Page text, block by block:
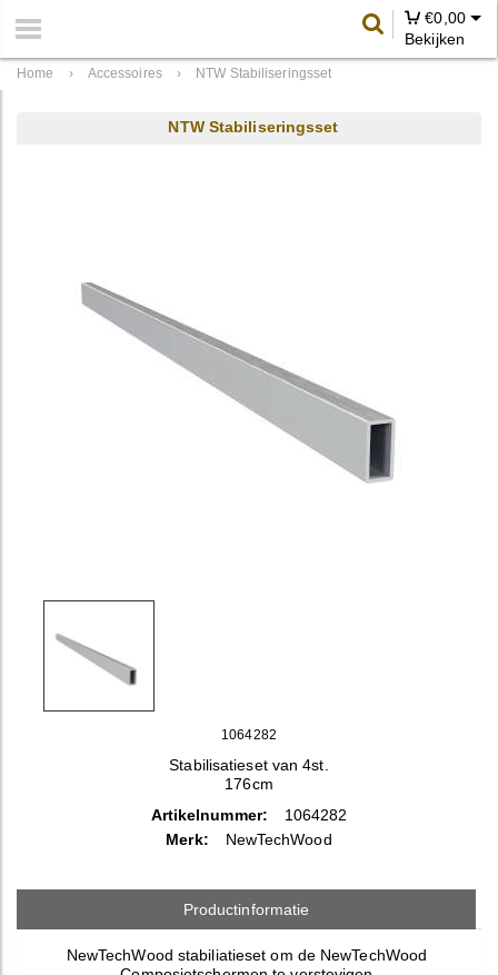
€0,00
Bekijken
Home › Accessoires › NTW Stabiliseringsset
NTW Stabiliseringsset
1064282
Stabilisatieset van 4st.
176cm
Artikelnummer:
1064282
Merk:
NewTechWood
Productinformatie
NewTechWood stabiliatieset om de NewTechWood